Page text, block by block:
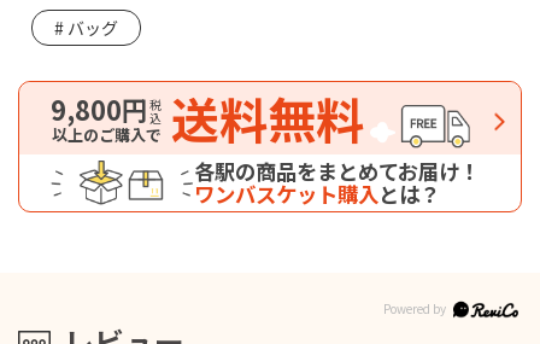
バッグ
9,800円税込
以上のご購入で 送料無料
各駅の商品をまとめてお届け！
ワンバスケット購入とは？